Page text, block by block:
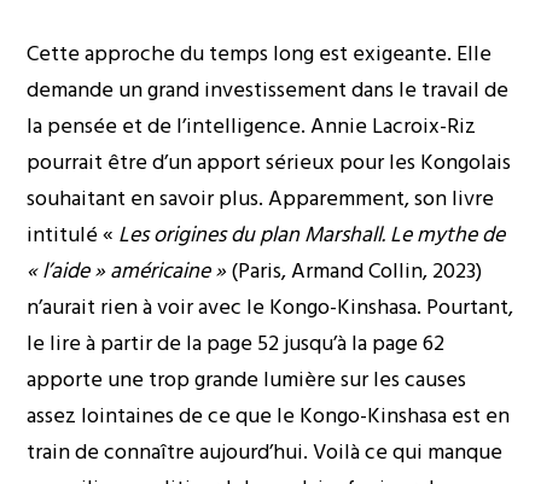
Cette approche du temps long est exigeante. Elle
demande un grand investissement dans le travail de
la pensée et de l’intelligence. Annie Lacroix-Riz
pourrait être d’un apport sérieux pour les Kongolais
souhaitant en savoir plus. Apparemment, son livre
intitulé « Les origines du plan Marshall. Le mythe de
« l’aide » américaine »(Paris, Armand Collin, 2023)
n’aurait rien à voir avec le Kongo-Kinshasa. Pourtant,
le lire à partir de la page 52 jusqu’à la page 62
apporte une trop grande lumière sur les causes
assez lointaines de ce que le Kongo-Kinshasa est en
train de connaître aujourd’hui. Voilà ce qui manque